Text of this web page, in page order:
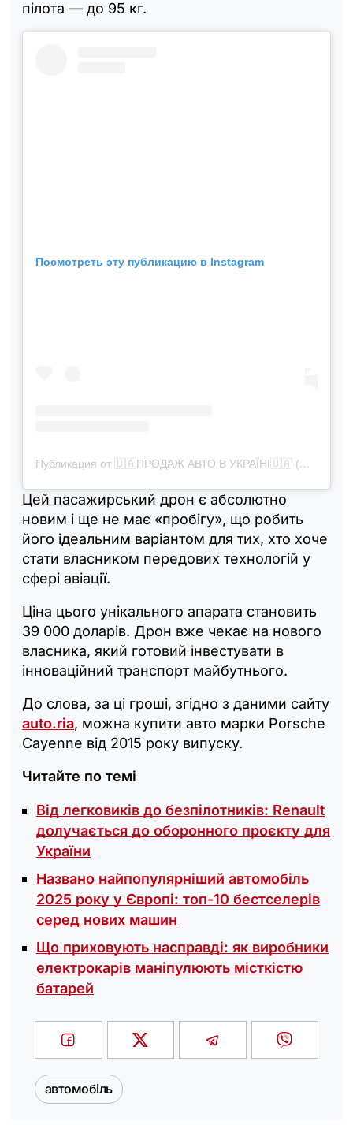
пілота — до 95 кг.
Посмотреть эту публикацию в Instagram
Публикация от 🇺🇦ПРОДАЖ АВТО В УКРАЇНІ🇺🇦 (@autobazar_ua1)
Цей пасажирський дрон є абсолютно
новим і ще не має «пробігу», що робить
його ідеальним варіантом для тих, хто хоче
стати власником передових технологій у
сфері авіації.
Ціна цього унікального апарата становить
39 000 доларів. Дрон вже чекає на нового
власника, який готовий інвестувати в
інноваційний транспорт майбутнього.
До слова, за ці гроші, згідно з даними сайту
auto.ria, можна купити авто марки Porsche
Cayenne від 2015 року випуску.
Читайте по темі
Від легковиків до безпілотників: Renault
долучається до оборонного проєкту для
України
Названо найпопулярніший автомобіль
2025 року у Європі: топ-10 бестселерів
серед нових машин
Що приховують насправді: як виробники
електрокарів маніпулюють місткістю
батарей
автомобіль